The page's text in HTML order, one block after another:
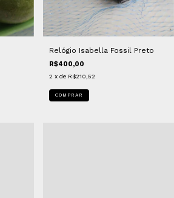
Relógio Isabella Fossil Preto
R$400,00
2 x de R$210,52
COMPRAR